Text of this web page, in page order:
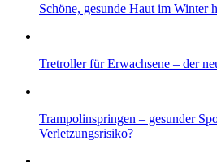
Schöne, gesunde Haut im Winter
Tretroller für Erwachsene – der
Trampolinspringen – gesunder
Verletzungsrisiko?